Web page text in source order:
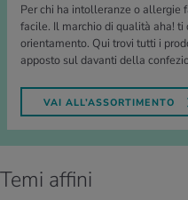
Per chi ha intolleranze o allergie
facile. Il marchio di qualità aha! ti
orientamento. Qui trovi tutti i
apposto sul davanti della
VAI ALL’ASSORTIMENTO
Temi affini